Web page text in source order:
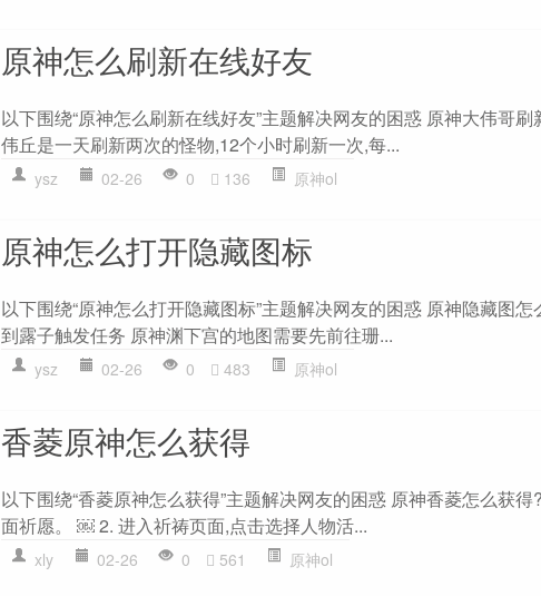
原神怎么刷新在线好友
以下围绕“原神怎么刷新在线好友”主题解决网友的困惑 原神大伟哥
伟丘是一天刷新两次的怪物,12个小时刷新一次,每...
ysz 02-26 0 136 原神ol
原神怎么打开隐藏图标
以下围绕“原神怎么打开隐藏图标”主题解决网友的困惑 原神隐藏图
到露子触发任务 原神渊下宫的地图需要先前往珊...
ysz 02-26 0 483 原神ol
香菱原神怎么获得
以下围绕“香菱原神怎么获得”主题解决网友的困惑 原神香菱怎么获
面祈愿。 ￼ 2. 进入祈祷页面,点击选择人物活...
xly 02-26 0 561 原神ol